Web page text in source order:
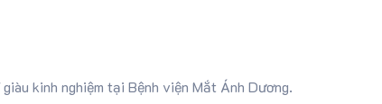
kinh nghiệm tại Bệnh viện Mắt Ánh Dương.